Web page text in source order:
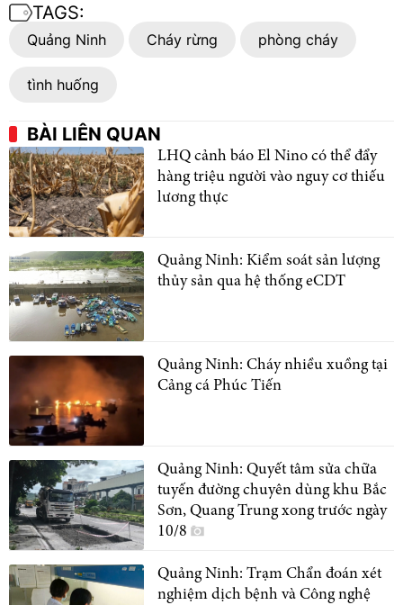
TAGS:
Quảng Ninh Cháy rừng phòng cháy
tình huống
BÀI LIÊN QUAN
LHQ cảnh báo El Nino có thể đẩy
hàng triệu người vào nguy cơ thiếu
lương thực
Quảng Ninh: Kiểm soát sản lượng
thủy sản qua hệ thống eCDT
Quảng Ninh: Cháy nhiều xuồng tại
Cảng cá Phúc Tiến
Quảng Ninh: Quyết tâm sửa chữa
tuyến đường chuyên dùng khu Bắc
Sơn, Quang Trung xong trước ngày
10/8
Quảng Ninh: Trạm Chẩn đoán xét
nghiệm dịch bệnh và Công nghệ